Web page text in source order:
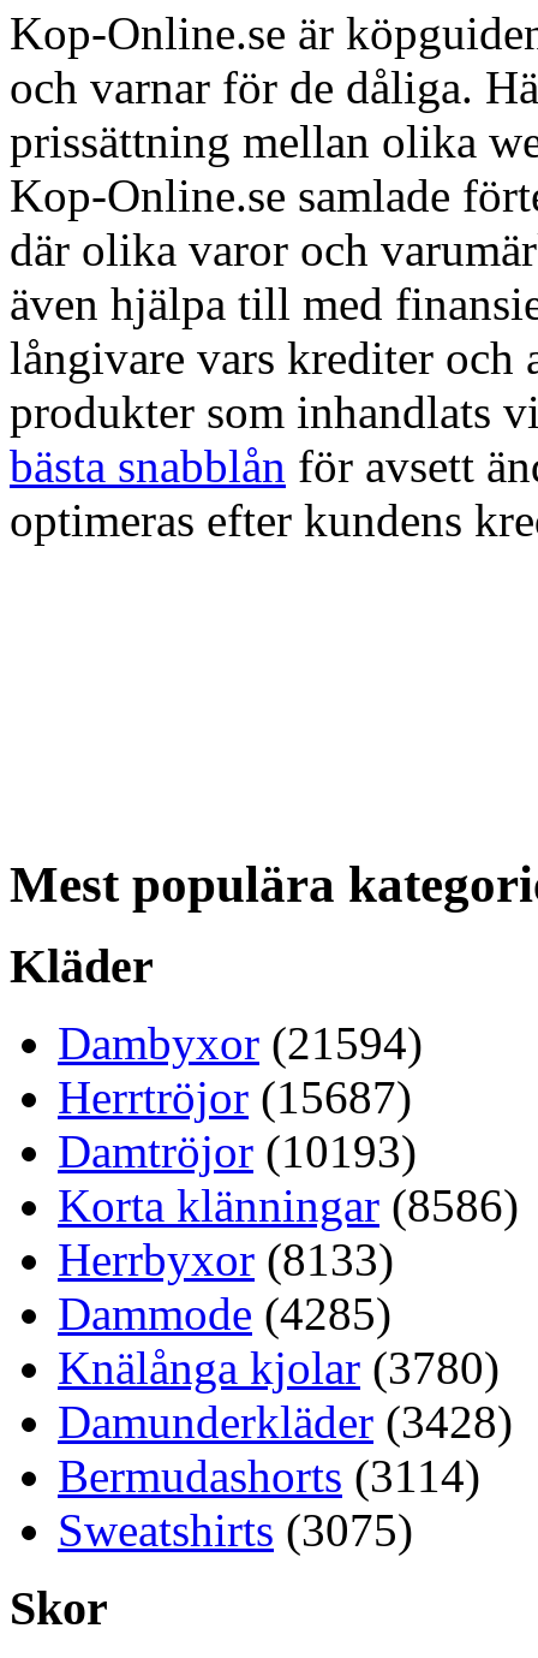
Kop-Online.se är
och varnar för de dåliga.
prissättning mellan olika
Kop-Online.se samlade
där olika varor och
även hjälpa till med
långivare vars krediter och
produkter som inhandlats
bästa snabblån för avsett
optimeras efter kundens
Mest populära
Kläder
Dambyxor (21594)
Herrtröjor (15687)
Damtröjor (10193)
Korta klänningar (8586)
Herrbyxor (8133)
Dammode (4285)
Knälånga kjolar (3780)
Damunderkläder (3428)
Bermudashorts (3114)
Sweatshirts (3075)
Skor